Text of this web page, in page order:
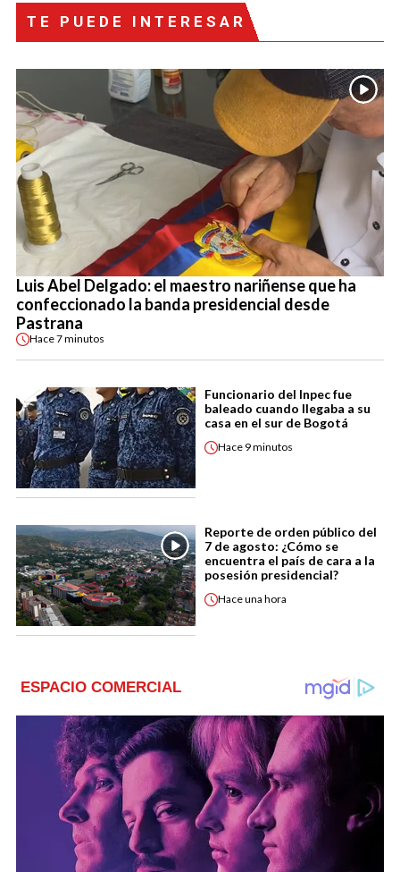
TE PUEDE INTERESAR
Luis Abel Delgado: el maestro nariñense que ha
confeccionado la banda presidencial desde
Pastrana
Hace7 minutos
Funcionario del Inpec fue
baleado cuando llegaba a su
casa en el sur de Bogotá
Hace 9 minutos
Reporte de orden público del
7 de agosto: ¿Cómo se
encuentra el país de cara a la
posesión presidencial?
Haceuna hora